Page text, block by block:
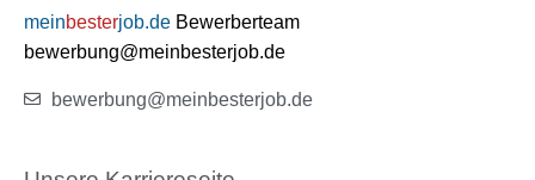
meinbesterjob.de Bewerberteam
bewerbung@meinbesterjob.de
bewerbung@meinbesterjob.de